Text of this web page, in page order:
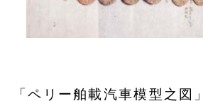
「ペリー舶載汽車模型之図」